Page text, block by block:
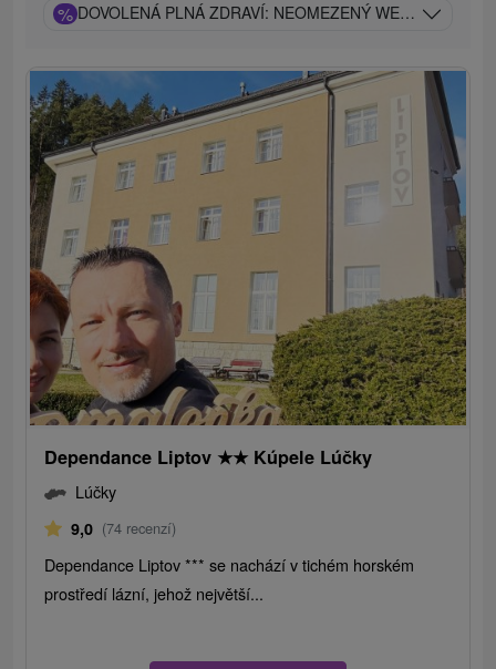
% DOVOLENÁ PLNÁ ZDRAVÍ: NEOMEZENÝ WELLNESS A
Dependance Liptov ★★ Kúpele Lúčky
Lúčky
9,0 (74 recenzí)
Dependance Liptov *** se nachází v tichém horském
prostředí lázní, jehož největší...